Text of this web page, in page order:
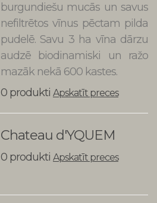
burgundiešu mucās un savus
nefiltrētos vīnus pēctam pilda
pudelē. Savu 3 ha vīna dārzu
audzē biodinamiski un ražo
mazāk nekā 600 kastes.
0 produkti Apskatīt preces
Chateau d'YQUEM
0 produkti Apskatīt preces